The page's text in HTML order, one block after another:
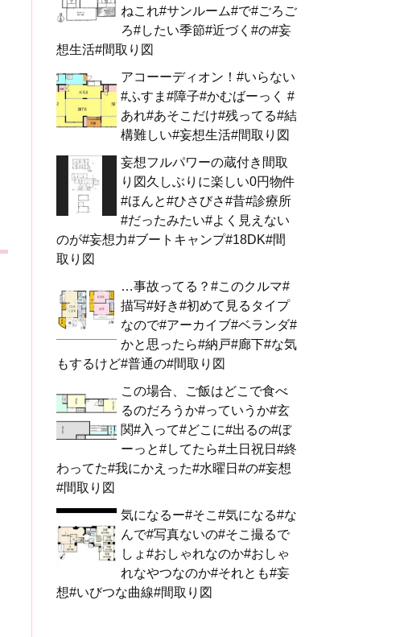
ねこれ#サンルーム#で#ごろご
ろ#したい季節#近づく#の#妄
想生活#間取り図
アコーーディオン！#いらない
#ふすま#障子#かむばーっく #
あれ#あそこだけ#残ってる#結
構難しい#妄想生活#間取り図
妄想フルパワーの蔵付き間取
り図久しぶりに楽しい0円物件
#ほんと#ひさびさ#昔#診療所
#だったみたい#よく見えない
のが#妄想力#ブートキャンプ#18DK#間
取り図
…事故ってる？#このクルマ#
描写#好き#初めて見るタイプ
なので#アーカイブ#ベランダ#
かと思ったら#納戸#廊下#な気
もするけど#普通の#間取り図
この場合、ご飯はどこで食べ
るのだろうか#っていうか#玄
関#入って#どこに#出るの#ぼ
ーっと#してたら#土日祝日#終
わってた#我にかえった#水曜日#の#妄想
#間取り図
気になるー#そこ#気になる#な
んで#写真ないの#そこ撮るで
しょ#おしゃれなのか#おしゃ
れなやつなのか#それとも#妄
想#いびつな曲線#間取り図